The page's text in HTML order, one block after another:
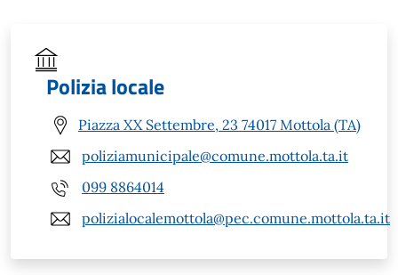
Polizia locale
Piazza XX Settembre, 23 74017 Mottola (TA)
poliziamunicipale@comune.mottola.ta.it
099 8864014
polizialocalemottola@pec.comune.mottola.ta.it